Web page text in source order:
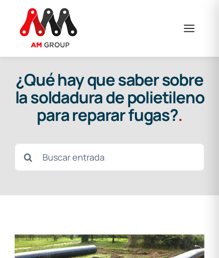
contenido
¿Qué hay que saber sobre
la soldadura de polietileno
para reparar fugas?.
Buscar: